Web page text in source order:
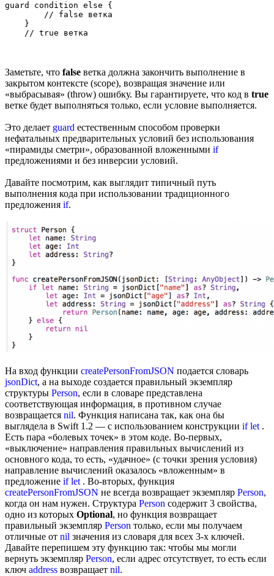
guard condition else {
        // false ветка
    }
Заметьте, что false ветка должна закончить выполнение в
закрытом контексте (scope), возвращая значение или
«выбрасывая» (throw) ошибку. Вы гарантируете, что код в true
ветке будет выполняться только, если условие выполняется.
Это делает guard естественным способом проверки
нефатальных предварительных условий без использования
«пирамиды сметри», образованной вложенными if
предложениями и без инверсии условий.
Давайте посмотрим, как выглядит типичный путь
выполнения кода при использовании традиционного
предложения if.
На вход функции createPersonFromJSON подается словарь
jsonDict, а на выходе создается правильный экземпляр
структуры Person, если в словаре представлена
соответствующая информация, в противном случае
возвращается nil. Функция написана так, как она бы
выглядела в Swift 1.2 — с использованием конструкции if let .
Есть пара «болевых точек» в этом коде. Во-первых,
«выключение» направления правильных вычислений из
основного кода, то есть, «удачное» (с точки зрения условия)
направление вычислений оказалось «вложенным» в
предложение if let . Во-вторых, функция
createPersonFromJSON не всегда возвращает экземпляр Person,
когда он нам нужен. Структура Person содержит 3 свойства,
одно из которых Optional, но функция возвращает
правильный экземпляр Person только, если мы получаем
отличные от nil значения из словаря для всех 3-х ключей.
Давайте перепишем эту функцию так: чтобы мы могли
вернуть экземпляр Person, если адрес отсутствует, то есть если
ключ address возвращает nil.